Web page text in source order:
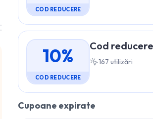
COD REDUCERE
10%
COD REDUCERE
Cod
167 utilizări
Cupoane expirate